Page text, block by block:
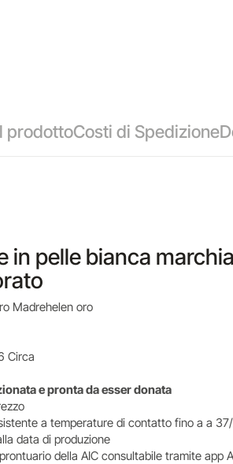
prodottoCosti di Spedizione
in pelle bianca
Madrehelen oro
Circa
e pronta da esser donata
a temperature di contatto fino a a
data di produzione
della AIC consultabile tramite app